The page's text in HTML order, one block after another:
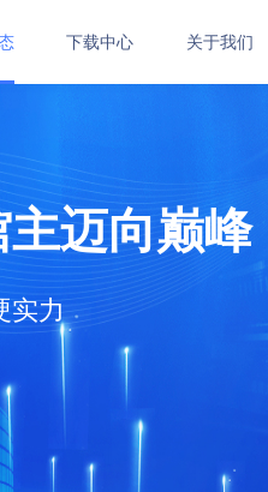
体适能管理系统
武术管理系统
功能介绍
在线订购
下载中心 关于我们
迈向巅峰
实力